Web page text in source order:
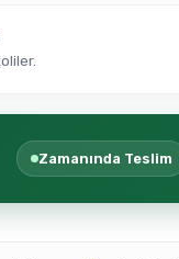
Zamanında Teslim